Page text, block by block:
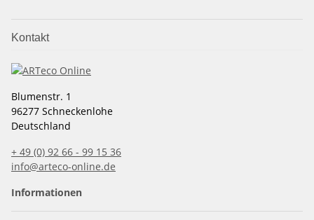
Kontakt
Blumenstr. 1
96277 Schneckenlohe
Deutschland
+ 49 (0) 92 66 - 99 15 36
info@arteco-online.de
Informationen